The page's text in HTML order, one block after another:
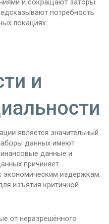
и сокращают заторы.
потребность
локациях.
и
является значительный
данных имеют
данные и
причиняет
экономическим издержкам.
изъятия критичной
от неразрешённого